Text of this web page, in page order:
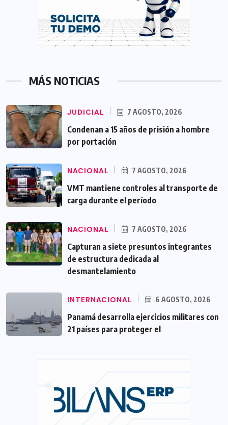
MÁS NOTICIAS
JUDICIAL 7 AGOSTO, 2026
Condenan a 15 años de prisión a hombre
por portación
NACIONAL 7 AGOSTO, 2026
VMT mantiene controles al transporte de
carga durante el período
NACIONAL 7 AGOSTO, 2026
Capturan a siete presuntos integrantes
de estructura dedicada al
desmantelamiento
INTERNACIONAL 6 AGOSTO, 2026
Panamá desarrolla ejercicios militares con
21 países para proteger el